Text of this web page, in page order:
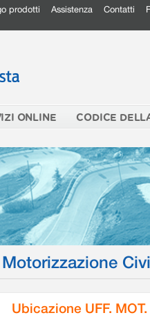
prodotti Assistenza Contatti
ONLINE CODICE
Ubicazione UFF.